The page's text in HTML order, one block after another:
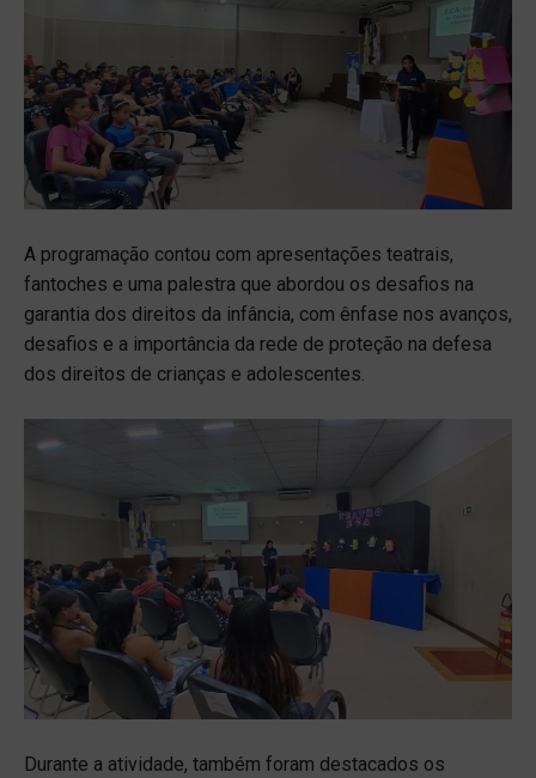
A programação contou com apresentações teatrais,
fantoches e uma palestra que abordou os desafios na
garantia dos direitos da infância, com ênfase nos avanços,
desafios e a importância da rede de proteção na defesa
dos direitos de crianças e adolescentes.
Durante a atividade, também foram destacados os